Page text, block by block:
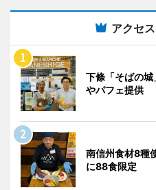
アクセ
下條「そばの
やパフェ提供
南信州食材8種
に88食限定